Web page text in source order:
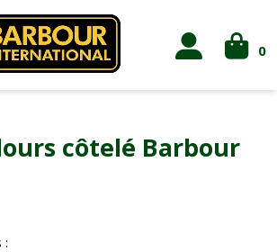
0
côtelé Barbour
: